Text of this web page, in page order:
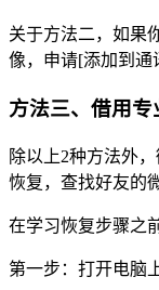
关于方法二，如果
像，申请[添加到通
方法三、借用
除以上2种方法外
恢复，查找好友的
在学习恢复步骤之
第一步：打开电脑